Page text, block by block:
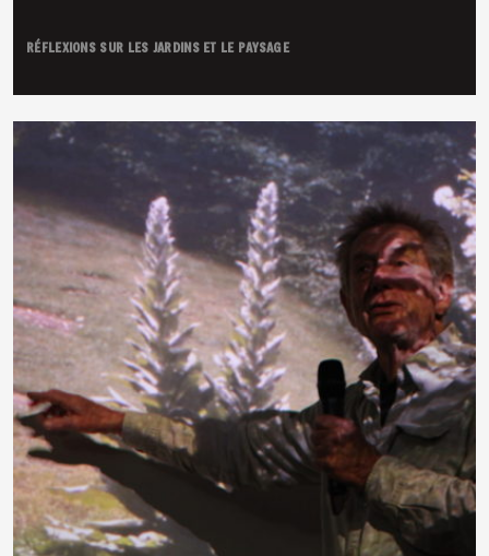
RÉFLEXIONS SUR LES JARDINS ET LE PAYSAGE